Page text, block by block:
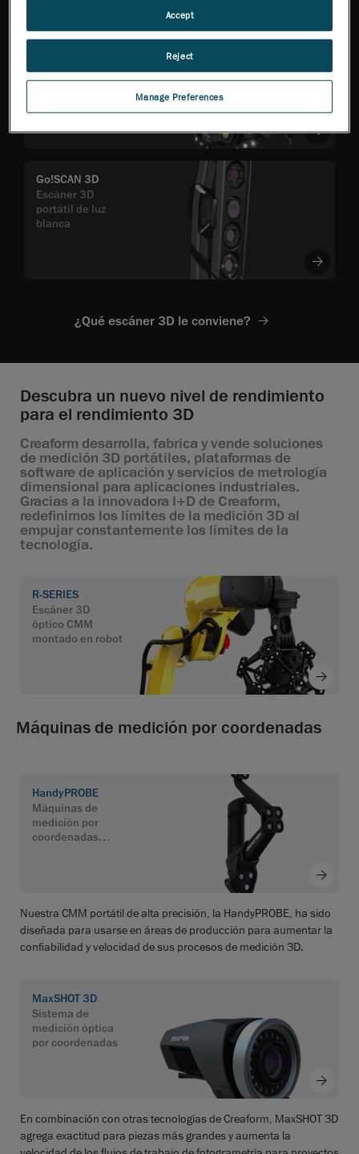
inspección, basada en
exactitud certificada
Go!SCAN 3D
Escáner 3D
portátil de luz
blanca
¿Qué escáner 3D le conviene?
Descubra un nuevo nivel de rendimiento
para el rendimiento 3D
Creaform desarrolla, fabrica y vende soluciones
de medición 3D portátiles, plataformas de
software de aplicación y servicios de metrología
dimensional para aplicaciones industriales.
Gracias a la innovadora I+D de Creaform,
redefinimos los límites de la medición 3D al
empujar constantemente los límites de la
tecnología.
R-SERIES
Escáner 3D
óptico CMM
montado en robot
Máquinas de medición por coordenadas
HandyPROBE
Máquinas de
medición por
coordenadas
Nuestra CMM portátil de alta precisión, la HandyPROBE, ha sido
diseñada para usarse en áreas de producción para aumentar la
confiabilidad y velocidad de sus procesos de medición 3D.
MaxSHOT 3D
Sistema de
medición óptica
por coordenadas
En combinación con otras tecnologías de Creaform, MaxSHOT 3D
agrega exactitud para piezas más grandes y aumenta la
Manage Preferences
Reject
Accept